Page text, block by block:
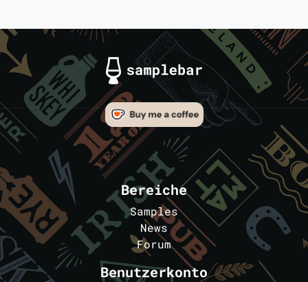
Bereiche
Samples
News
Forum
Benutzerkonto